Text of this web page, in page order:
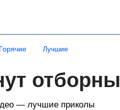
Горячие Лучшие
— лучшие приколы